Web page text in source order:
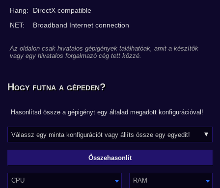
Hang:
DirectX compatible
NET:
Broadband Internet connection
Az oldalon csak hivatalos gépigények találhatóak, amit a készítők
vagy egy hivatalos forgalmazó cég tett közzé.
Hogy futna a gépeden?
Hasonlítsd össze a gépigényt egy általad megadott konfigurációval!
CPU RAM